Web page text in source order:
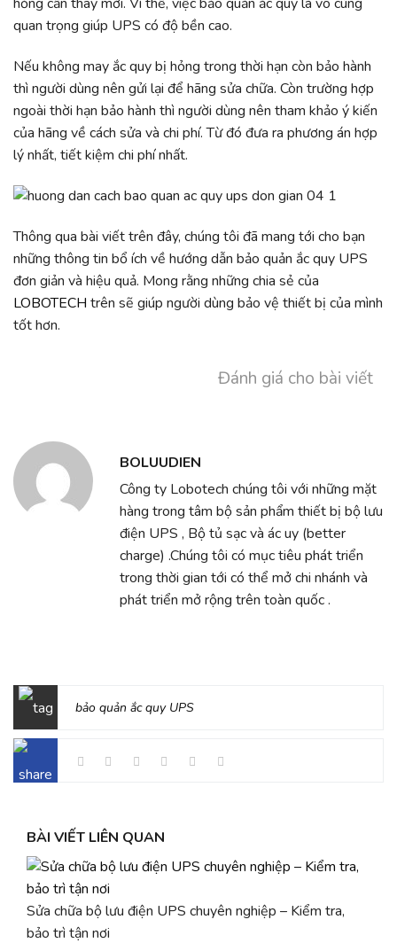
quan trọng giúp UPS có độ bền cao.
Nếu không may ắc quy bị hỏng trong thời hạn còn bảo hành
thì người dùng nên gửi lại để hãng sửa chữa. Còn trường hợp
ngoài thời hạn bảo hành thì người dùng nên tham khảo ý kiến
của hãng về cách sửa và chi phí. Từ đó đưa ra phương án hợp
lý nhất, tiết kiệm chi phí nhất.
Thông qua bài viết trên đây, chúng tôi đã mang tới cho bạn
những thông tin bổ ích về hướng dẫn bảo quản ắc quy UPS
đơn giản và hiệu quả. Mong rằng những chia sẻ của
LOBOTECH trên sẽ giúp người dùng bảo vệ thiết bị của mình
tốt hơn.
Đánh giá cho bài viết
BOLUUDIEN
Công ty Lobotech chúng tôi với những mặt
hàng trong tâm bộ sản phẩm thiết bị bộ lưu
điện UPS , Bộ tủ sạc và ác uy (better
charge) .Chúng tôi có mục tiêu phát triển
trong thời gian tới có thể mở chi nhánh và
phát triển mở rộng trên toàn quốc .
bảo quản ắc quy UPS
BÀI VIẾT LIÊN QUAN
Sửa chữa bộ lưu điện UPS chuyên nghiệp – Kiểm tra,
bảo trì tận nơi